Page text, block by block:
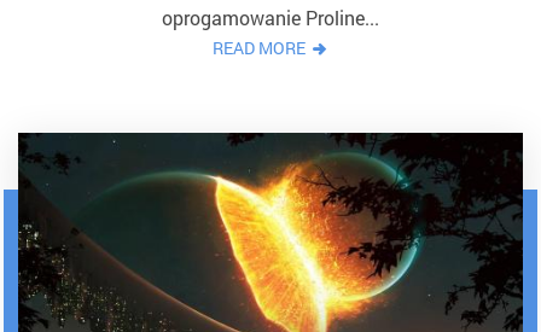
oprogamowanie Proline...
READ MORE